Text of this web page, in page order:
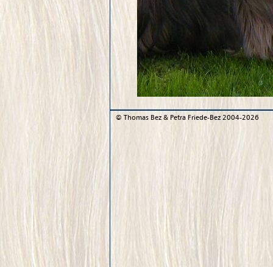
© Thomas Bez & Petra Friede-Bez 2004-2026